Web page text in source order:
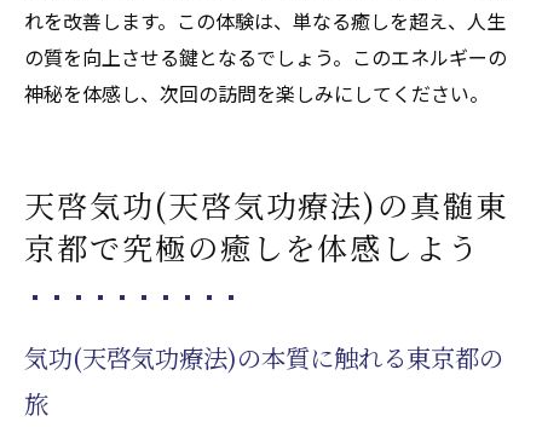
れを改善します。この体験は、単なる癒しを超え、人生
の質を向上させる鍵となるでしょう。このエネルギーの
神秘を体感し、次回の訪問を楽しみにしてください。
天啓気功(天啓気功療法)の真髄東
京都で究極の癒しを体感しよう
気功(天啓気功療法)の本質に触れる東京都の
旅